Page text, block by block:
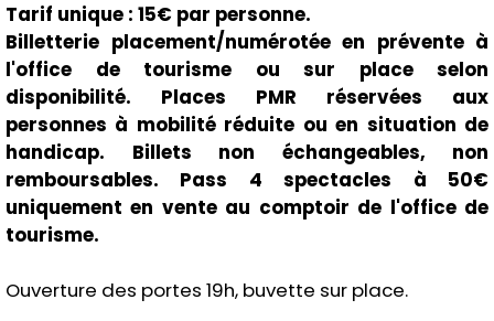
Tarif unique : 15€ par personne.
Billetterie placement/numérotée en prévente à
l'office de tourisme ou sur place selon
disponibilité. Places PMR réservées aux
personnes à mobilité réduite ou en situation de
handicap. Billets non échangeables, non
remboursables. Pass 4 spectacles à 50€
uniquement en vente au comptoir de l'office de
tourisme.
Ouverture des portes 19h, buvette sur place.